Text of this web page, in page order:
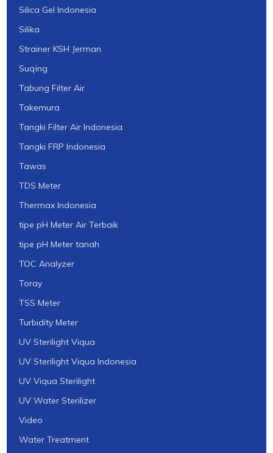
Silica Gel Indonesia
Silika
Strainer KSH Jerman
Suqing
Tabung Filter Air
Takemura
Tangki Filter Air Indonesia
Tangki FRP Indonesia
Tawas
TDS Meter
Thermax Indonesia
tipe pH Meter Air Terbaik
tipe pH Meter tanah
TOC Analyzer
Toray
TSS Meter
Turbidity Meter
UV Sterilight Viqua
UV Sterilight Viqua Indonesia
UV Viqua Sterilight
UV Water Sterilizer
Video
Water Treatment